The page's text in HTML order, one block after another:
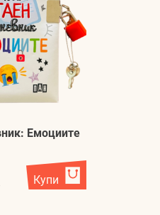
Емоциите
Купи